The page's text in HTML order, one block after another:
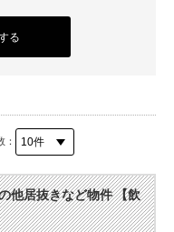
る
他居抜きなど物件 【飲